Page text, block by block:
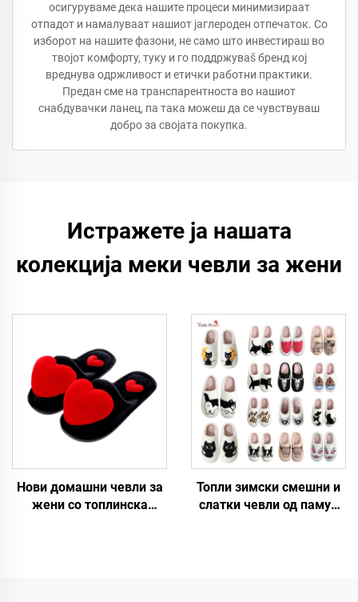
осигуруваме дека нашите процеси минимизираат
отпадот и намалуваат нашиот јаглероден отпечаток. Со
изборот на нашите фазони, не само што инвестираш во
твојот комфорту, туку и го поддржуваš бренд кој
вреднува одржливост и етички работни практики.
Предан сме на транспарентноста во нашиот
снабдувачки ланец, па така можеш да се чувствуваш
добро за својата покупка.
Истражете ја нашата
колекција меки чевли за жени
Нови домашни чевли за
жени со топлинска
Топли зимски смешни и
слатки чевли од памук